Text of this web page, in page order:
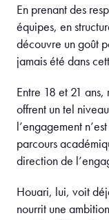
En prenant des
équipes, en
découvre un goût
jamais été dans
Entre 18 et 21 ans,
offrent un tel
l’engagement
parcours
direction de
Houari, lui, voit
nourrit une